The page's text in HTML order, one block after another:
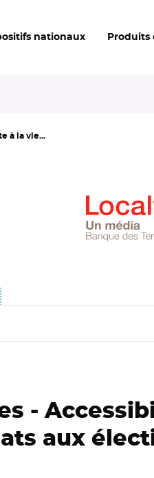
nationaux Produits
à la vie...
-
aux